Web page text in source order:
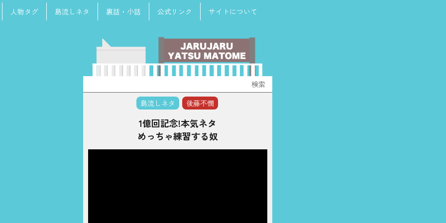
人物タグ 島流しネタ 裏話・小話 公式リンク サイトについて
索:
島流しネタ
後藤不憫
1億回記念!本気ネタ
めっちゃ練習する奴